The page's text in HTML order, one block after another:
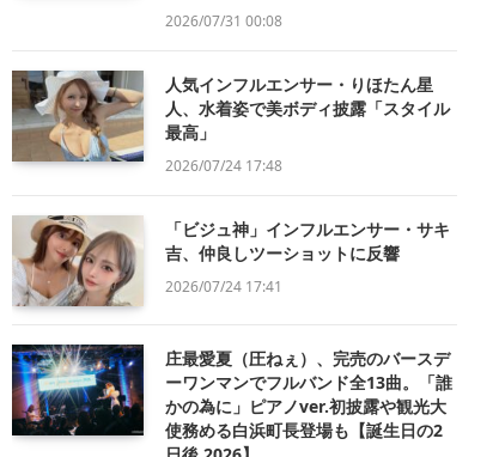
2026/07/31 00:08
人気インフルエンサー・りほたん星
人、水着姿で美ボディ披露「スタイル
最高」
2026/07/24 17:48
「ビジュ神」インフルエンサー・サキ
吉、仲良しツーショットに反響
2026/07/24 17:41
庄最愛夏（圧ねぇ）、完売のバースデ
ーワンマンでフルバンド全13曲。「誰
かの為に」ピアノver.初披露や観光大
使務める白浜町長登場も【誕生日の2